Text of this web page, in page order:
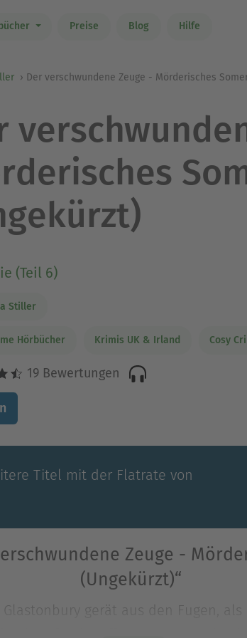
Preise Blog Hilfe
Der verschwundene Zeuge - Mörderisches
(Teil 6)
Stiller
Hörbücher Krimis UK & Irland Cosy
19 Bewertungen
Titel mit der Flatrate von
Zeuge -
(Ungekürzt)“
gerät aus den Fugen, als